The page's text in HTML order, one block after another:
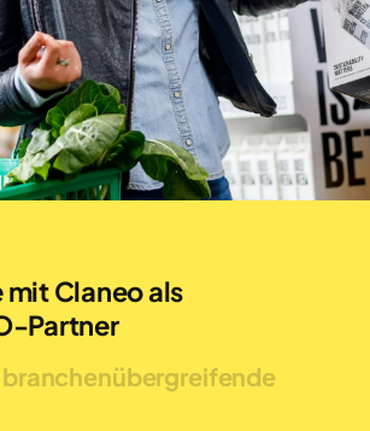
mit Claneo als
Partner